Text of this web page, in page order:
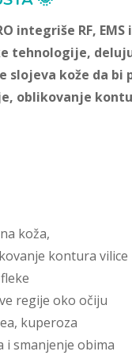
integriše RF, EMS i
tehnologije,
slojeva kože da bi
oblikovanje
koža,
kontura vilice
regije oko očiju
kuperoza
i smanjenje obima